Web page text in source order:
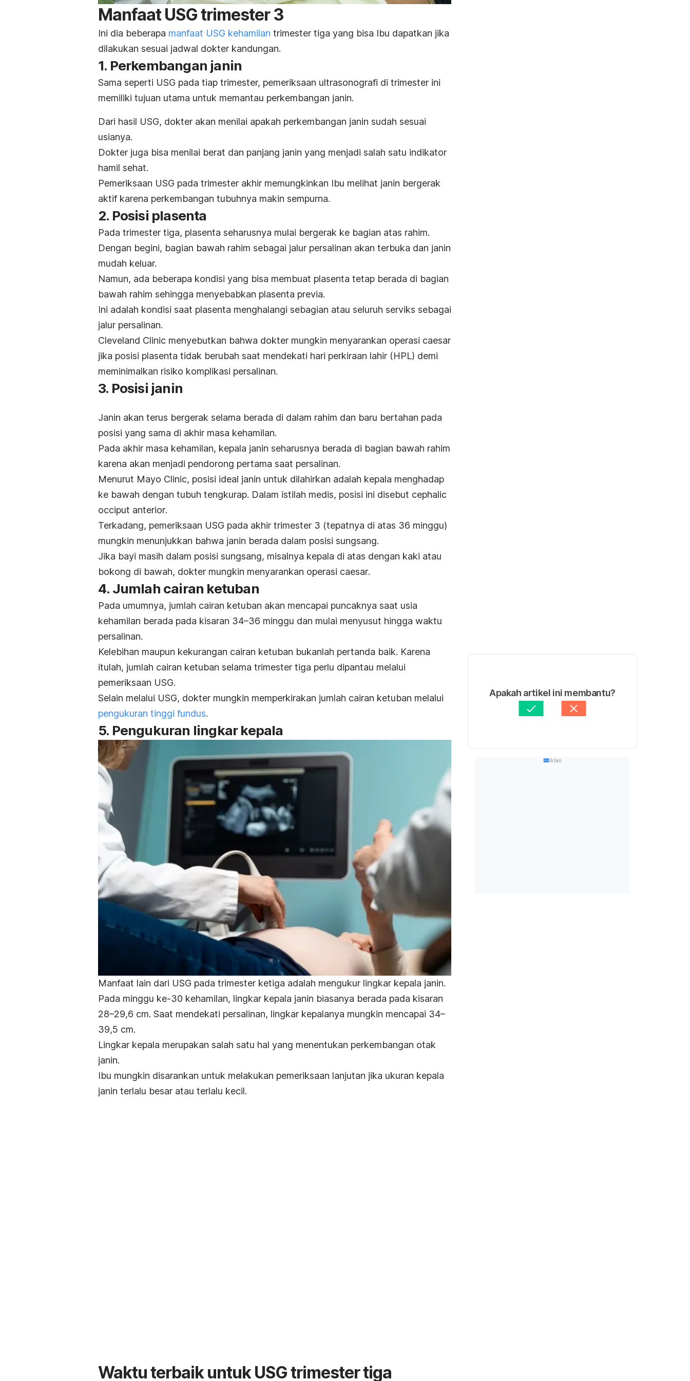
Manfaat USG trimester 3
Ini dia beberapa manfaat USG kehamilan trimester tiga yang bisa Ibu dapatkan jika
dilakukan sesuai jadwal dokter kandungan.
1. Perkembangan janin
Sama seperti USG pada tiap trimester, pemeriksaan ultrasonografi di trimester ini
memiliki tujuan utama untuk memantau perkembangan janin.
Dari hasil USG, dokter akan menilai apakah perkembangan janin sudah sesuai
usianya.
Dokter juga bisa menilai berat dan panjang janin yang menjadi salah satu indikator
hamil sehat.
Pemeriksaan USG pada trimester akhir memungkinkan Ibu melihat janin bergerak
aktif karena perkembangan tubuhnya makin sempurna.
2. Posisi plasenta
Pada trimester tiga, plasenta seharusnya mulai bergerak ke bagian atas rahim.
Dengan begini, bagian bawah rahim sebagai jalur persalinan akan terbuka dan janin
mudah keluar.
Namun, ada beberapa kondisi yang bisa membuat plasenta tetap berada di bagian
bawah rahim sehingga menyebabkan plasenta previa.
Ini adalah kondisi saat plasenta menghalangi sebagian atau seluruh serviks sebagai
jalur persalinan.
Cleveland Clinic menyebutkan bahwa dokter mungkin menyarankan operasi caesar
jika posisi plasenta tidak berubah saat mendekati hari perkiraan lahir (HPL) demi
meminimalkan risiko komplikasi persalinan.
3. Posisi janin
Janin akan terus bergerak selama berada di dalam rahim dan baru bertahan pada
posisi yang sama di akhir masa kehamilan.
Pada akhir masa kehamilan, kepala janin seharusnya berada di bagian bawah rahim
karena akan menjadi pendorong pertama saat persalinan.
Menurut Mayo Clinic, posisi ideal janin untuk dilahirkan adalah kepala menghadap
ke bawah dengan tubuh tengkurap. Dalam istilah medis, posisi ini disebut cephalic
occiput anterior.
Terkadang, pemeriksaan USG pada akhir trimester 3 (tepatnya di atas 36 minggu)
mungkin menunjukkan bahwa janin berada dalam posisi sungsang.
Jika bayi masih dalam posisi sungsang, misalnya kepala di atas dengan kaki atau
bokong di bawah, dokter mungkin menyarankan operasi caesar.
4. Jumlah cairan ketuban
Pada umumnya, jumlah cairan ketuban akan mencapai puncaknya saat usia
kehamilan berada pada kisaran 34–36 minggu dan mulai menyusut hingga waktu
persalinan.
Kelebihan maupun kekurangan cairan ketuban bukanlah pertanda baik. Karena
itulah, jumlah cairan ketuban selama trimester tiga perlu dipantau melalui
pemeriksaan USG.
Selain melalui USG, dokter mungkin memperkirakan jumlah cairan ketuban melalui
pengukuran tinggi fundus.
5. Pengukuran lingkar kepala
Manfaat lain dari USG pada trimester ketiga adalah mengukur lingkar kepala janin.
Pada minggu ke-30 kehamilan, lingkar kepala janin biasanya berada pada kisaran
28–29,6 cm. Saat mendekati persalinan, lingkar kepalanya mungkin mencapai 34–
39,5 cm.
Lingkar kepala merupakan salah satu hal yang menentukan perkembangan otak
janin.
Ibu mungkin disarankan untuk melakukan pemeriksaan lanjutan jika ukuran kepala
janin terlalu besar atau terlalu kecil.
Waktu terbaik untuk USG trimester tiga
Apakah artikel ini membantu?
Iklan